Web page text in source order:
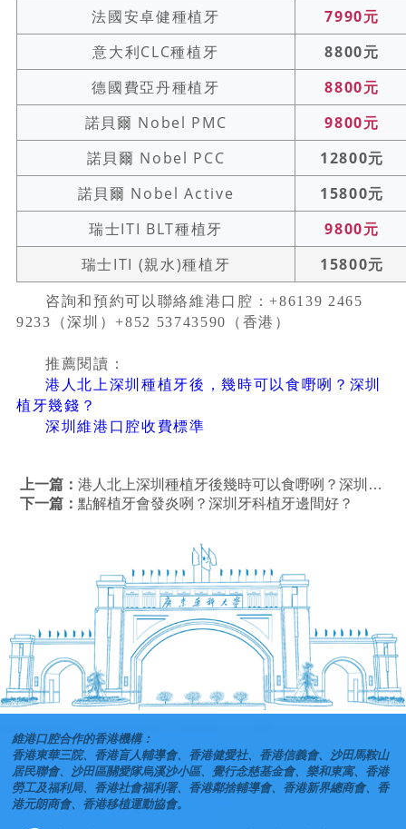
法國安卓健種植牙
7990元
意大利CLC種植牙
8800元
德國費亞丹種植牙
8800元
諾貝爾 Nobel PMC
9800元
諾貝爾 Nobel PCC
12800元
諾貝爾 Nobel Active
15800元
瑞士ITI BLT種植牙
9800元
瑞士ITI (親水)種植牙
15800元
咨詢和預約可以聯絡維港口腔：+86139 2465
9233（深圳）+852 53743590（香港）
推薦閱讀：
港人北上深圳種植牙後，幾時可以食嘢咧？深圳
植牙幾錢？
深圳維港口腔收費標準
上一篇：港人北上深圳種植牙後幾時可以食嘢咧？深圳植牙幾錢？
下一篇：點解植牙會發炎咧？深圳牙科植牙邊間好？
維港口腔合作的香港機構：
香港東華三院、香港盲人輔導會、香港健愛社、香港信義會、沙田馬鞍山
居民聯會、沙田區關愛隊烏溪沙小區、覺行念慈基金會、樂和東寓、香港
勞工及福利局、香港社會福利署、香港鄰捨輔導會、香港新界總商會、香
港元朗商會、香港移植運動協會。